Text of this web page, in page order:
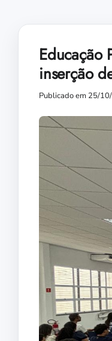
Educação
inserção
Publicado em 25/